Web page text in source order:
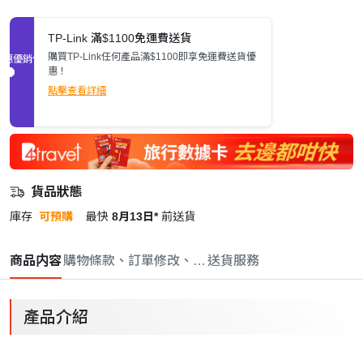
促銷優惠
TP-Link 滿$1100免運費送貨
購買TP-Link任何產品滿$1100即享免運費送貨優
惠！
點擊查看詳細
貨品狀態
庫存 可預購 最快 8月13日* 前送貨
商品内容購物條款、訂單修改、取消與退款政策
送貨服務
產品介紹